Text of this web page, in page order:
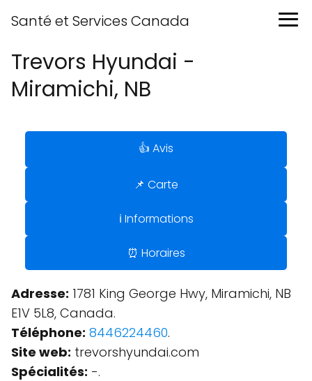
Santé et Services Canada
Trevors Hyundai -
Miramichi, NB
👍 Avis
📌 Carte
ℹ️ Informations
⏰ Horaires
Adresse: 1781 King George Hwy, Miramichi, NB
E1V 5L8, Canada.
Téléphone: 8446224460.
Site web: trevorshyundai.com
Spécialités: -.